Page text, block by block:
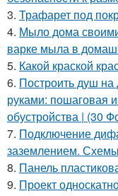
3. Трафарет под
4. Мыло дома
варке мыла в
5. Какой краской
6. Построить душ
руками: пошаговая
обустройства | (30
7. Подключение
заземлением.
8. Панель
9. Проект